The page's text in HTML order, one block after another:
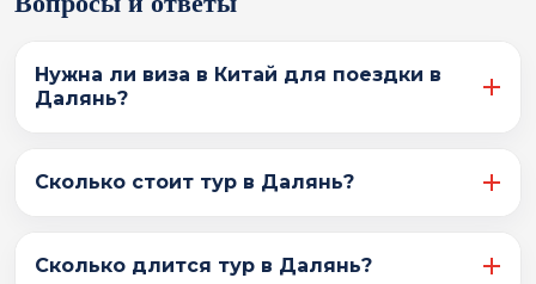
Нужна ли виза в Китай для поездки в
Далянь?
маршрута и актуальных правил. Перед
Сколько стоит тур в Далянь?
дат, длительности поездки, категории отеля,
Сколько длится тур в Далянь?